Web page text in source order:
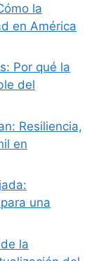
la
en América
Por qué la
del
Resiliencia,
en
una
la